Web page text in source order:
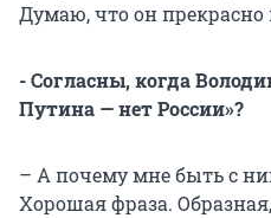
Думаю, что он прекрасно
- Согласны, когда
Путина — нет России»?
– А почему мне быть с
Хорошая фраза.